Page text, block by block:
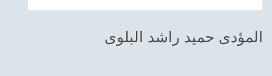
المؤدى حميد راشد البلوى